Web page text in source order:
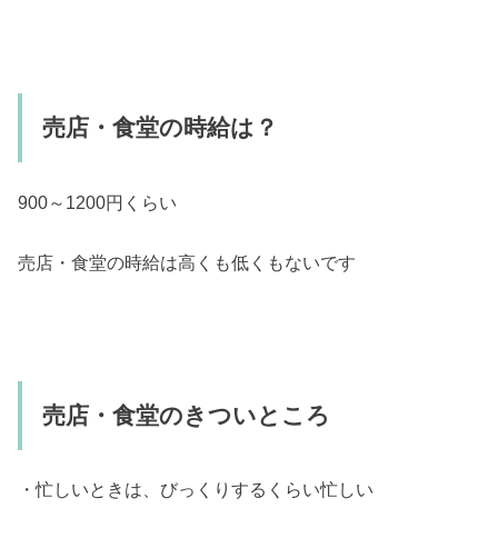
売店・食堂の時給は？
900～1200円くらい
売店・食堂の時給は高くも低くもないです
売店・食堂のきついところ
・忙しいときは、びっくりするくらい忙しい